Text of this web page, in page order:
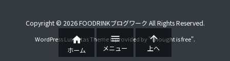
Copyright © 2026FOODRINKブログワーク All Rights Reserved.
WordPress Luxeritas Theme is provided by "Thought is free".

ホーム

メニュー

上へ